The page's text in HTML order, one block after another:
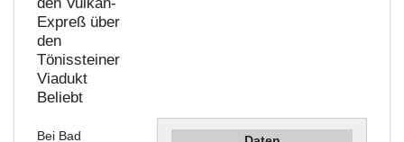
Expreß über
den
Tönissteiner
Viadukt
Beliebt
Bei Bad